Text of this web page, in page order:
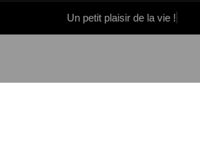
Un petit plaisir de la vie !